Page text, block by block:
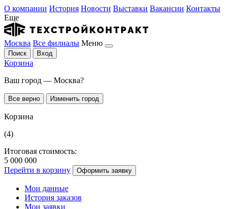
О компании История Новости Выставки Вакансии Контакты
Еще
Москва Все филиалы Меню
Поиск Вход
Корзина
Ваш город — Москва?
Все верно Изменить город
Корзина
(4)
Итоговая стоимость:
5 000 000
Перейти в корзину
Оформить заявку
Мои данные
История заказов
Мои заявки